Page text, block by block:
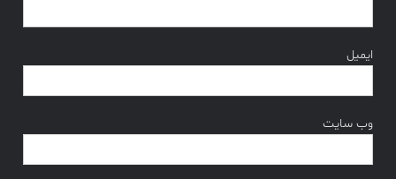
ایمیل
وب‌ سایت